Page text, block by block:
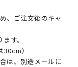
、ご注文後のキャ
す。
）
は、別途メールに